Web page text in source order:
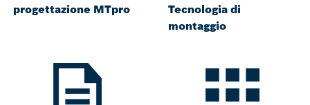
progettazione MTpro
Tecnologia di
montaggio